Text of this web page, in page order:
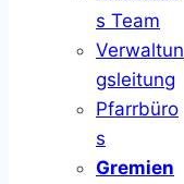
s Team
Verwaltun
gsleitung
Pfarrbüro
s
Gremien